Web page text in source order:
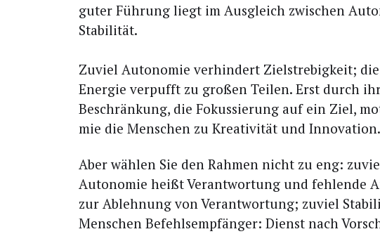
guter Füh­rung liegt im Aus­gleich zwi­schen
Stabilität.
Zuviel Auto­no­mie ver­hin­dert Ziel­stre­big­keit;
Ener­gie ver­pufft zu gro­ßen Tei­len. Erst durch
Beschrän­kung, die Fokus­sie­rung auf ein Ziel,
mie die Men­schen zu Krea­ti­vi­tät und Innovation.
Aber wäh­len Sie den Rah­men nicht zu eng:
Auto­no­mie heißt Ver­ant­wor­tung und feh­len­de
zur Ableh­nung von Ver­ant­wor­tung; zuviel
Men­schen Befehls­emp­fän­ger: Dienst nach